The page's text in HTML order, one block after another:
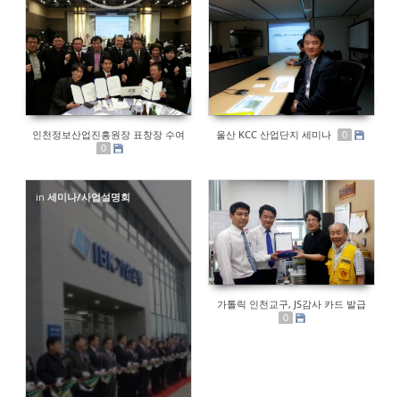
인천정보산업진흥원장 표창장 수여
0
울산 KCC 산업단지 세미나 0
in세미나/사업설명회
가톨릭 인천교구, JS감사 카드 발급
0